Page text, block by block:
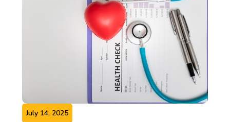
July 14, 2025